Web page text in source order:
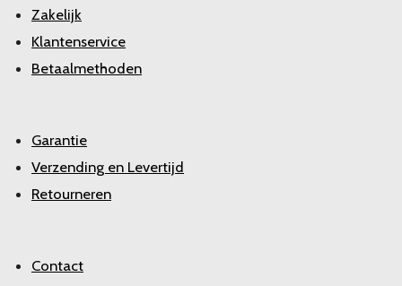
Zakelijk
Klantenservice
Betaalmethoden
Garantie
Verzending en Levertijd
Retourneren
Contact